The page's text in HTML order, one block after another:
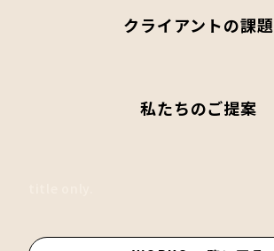
クライアントの課題
私たちのご提案